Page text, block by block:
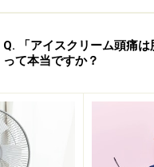
夏は湿度が高いため、
くく、扇風機の風で体
は通常ないでしょう。
下がったとしても、健
ほど下がることは現実
Q. 「アイスクリーム頭痛は
って本当ですか？